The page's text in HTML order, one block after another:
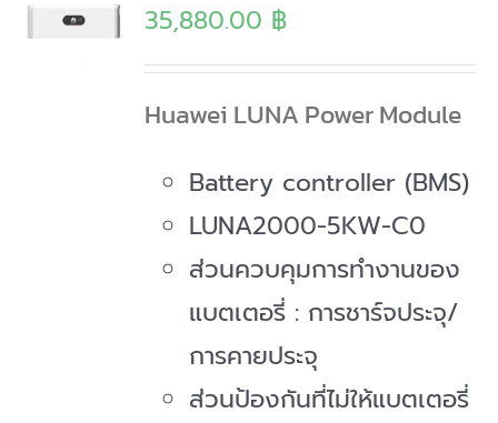
35,880.00 ฿
Huawei LUNA Power Module
Battery controller (BMS)
LUNA2000-5KW-C0
ส่วนควบคุมการทำงานของ
แบตเตอรี่ : การชาร์จประจุ/
การคายประจุ
ส่วนป้องกันที่ไม่ให้แบตเตอรี่